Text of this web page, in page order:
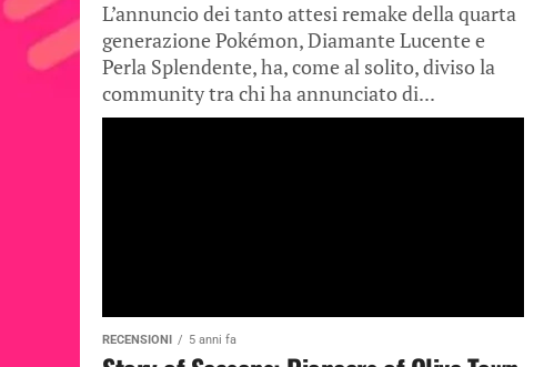
L’annuncio dei tanto attesi remake della quarta
generazione Pokémon, Diamante Lucente e
Perla Splendente, ha, come al solito, diviso la
community tra chi ha annunciato di...
RECENSIONI 5 anni fa